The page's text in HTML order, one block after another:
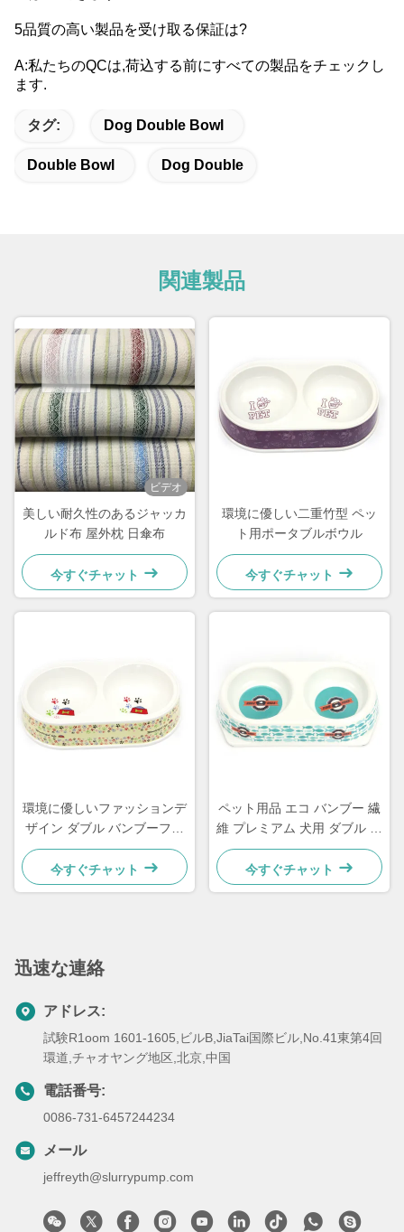
5品質の高い製品を受け取る保証は?
A:私たちのQCは,荷込する前にすべての製品をチェックし
ます.
タグ: Dog Double Bowl
Double Bowl Dog Double
関連製品
ビデオ
美しい耐久性のあるジャッカ
ルド布 屋外枕 日傘布
今すぐチャット
環境に優しい二重竹型 ペッ
ト用ポータブルボウル
今すぐチャット
環境に優しいファッションデ
ザイン ダブル バンブーファ
イバー ペットボウル
今すぐチャット
ペット用品 エコ バンブー 繊
維 プレミアム 犬用 ダブル ボ
ウル
今すぐチャット
迅速な連絡
アドレス:
試験R1oom 1601-1605,ビルB,JiaTai国際ビル,No.41東第4回
環道,チャオヤング地区,北京,中国
電話番号:
0086-731-6457244234
メール
jeffreyth@slurrypump.com